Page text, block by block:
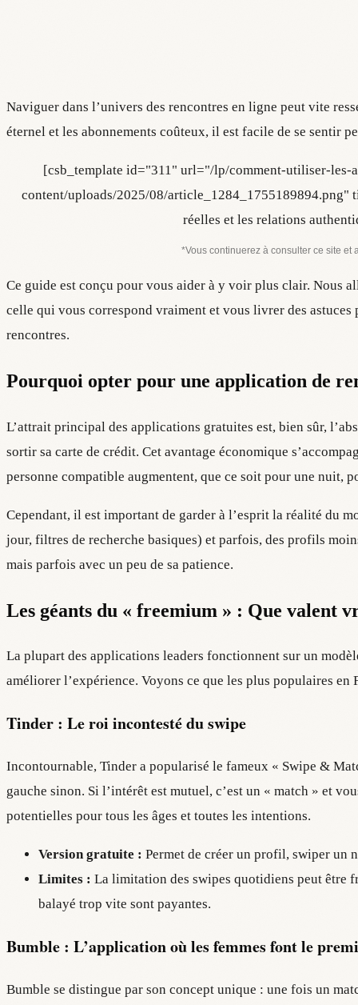
Naviguer dans l’univers des rencontres en ligne peut vite
éternel et les abonnements coûteux, il est facile de se sentir
[csb_template id="311" url="/lp/comment-utiliser-les-
content/uploads/2025/08/
réelles et les relations
*Vous continuerez à consulter ce site
Ce guide est conçu pour vous aider à y voir plus clair. Nous
celle qui vous correspond vraiment et vous livrer des
rencontres.
Pourquoi opter pour une application de
L’attrait principal des applications gratuites est, bien sûr,
sortir sa carte de crédit. Cet avantage économique
personne compatible augmentent, que ce soit pour une nuit,
Cependant, il est important de garder à l’esprit la réalité du
jour, filtres de recherche basiques) et parfois, des profils
mais parfois avec un peu de sa patience.
Les géants du « freemium » : Que valent
La plupart des applications leaders fonctionnent sur un
améliorer l’expérience. Voyons ce que les plus populaires
Tinder : Le roi incontesté du swipe
Incontournable, Tinder a popularisé le fameux « Swipe &
gauche sinon. Si l’intérêt est mutuel, c’est un « match » et
potentielles pour tous les âges et toutes les intentions.
Version gratuite : Permet de créer un profil, swiper un
Limites : La limitation des swipes quotidiens peut être
balayé trop vite sont payantes.
Bumble : L’application où les femmes font le
Bumble se distingue par son concept unique : une fois un